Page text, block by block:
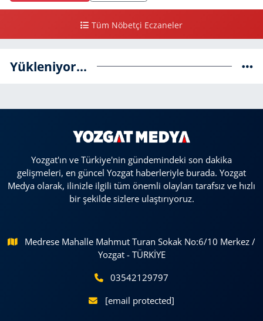
Tüm Nöbetçi Eczaneler
Yükleniyor...
Yozgat'ın ve Türkiye'nin gündemindeki son dakika
gelişmeleri, en güncel Yozgat haberleriyle burada. Yozgat
Medya olarak, ilinizle ilgili tüm önemli olayları tarafsız ve hızlı
bir şekilde sizlere ulaştırıyoruz.
Medrese Mahalle Mahmut Turan Sokak No:6/10 Merkez /
Yozgat - TÜRKİYE
03542129797
[email protected]